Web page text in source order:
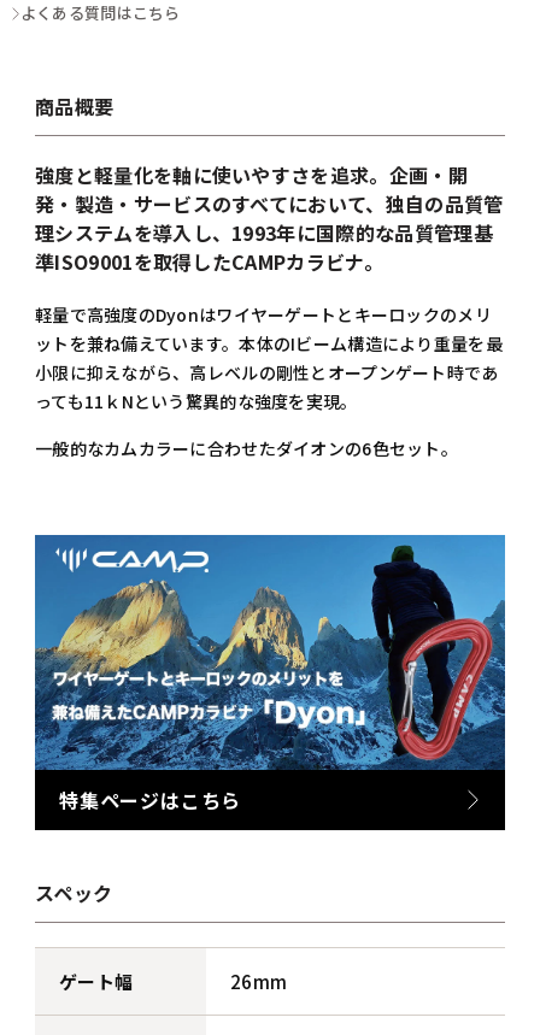
よくある質問はこちら
商品概要
強度と軽量化を軸に使いやすさを追求。企画・開
発・製造・サービスのすべてにおいて、独自の品質管
理システムを導入し、1993年に国際的な品質管理基
準ISO9001を取得したCAMPカラビナ。
軽量で高強度のDyonはワイヤーゲートとキーロックのメリ
ットを兼ね備えています。本体のIビーム構造により重量を最
小限に抑えながら、高レベルの剛性とオープンゲート時であ
っても11ｋNという驚異的な強度を実現。
一般的なカムカラーに合わせたダイオンの6色セット。
特集ページはこちら
スペック
ゲート幅 26mm